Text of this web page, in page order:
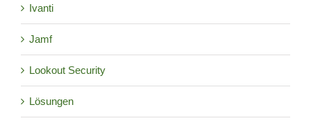
Ivanti
Jamf
Lookout Security
Lösungen